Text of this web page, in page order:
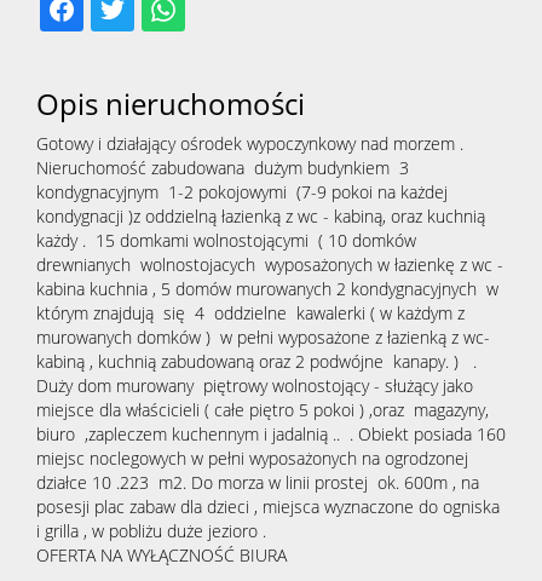
Opis nieruchomości
Gotowy i działający ośrodek wypoczynkowy nad morzem .
Nieruchomość zabudowana dużym budynkiem 3
kondygnacyjnym 1-2 pokojowymi (7-9 pokoi na każdej
kondygnacji )z oddzielną łazienką z wc - kabiną, oraz kuchnią
każdy . 15 domkami wolnostojącymi ( 10 domków
drewnianych wolnostojacych wyposażonych w łazienkę z wc -
kabina kuchnia , 5 domów murowanych 2 kondygnacyjnych w
którym znajdują się 4 oddzielne kawalerki ( w każdym z
murowanych domków ) w pełni wyposażone z łazienką z wc-
kabiną , kuchnią zabudowaną oraz 2 podwójne kanapy. ) .
Duży dom murowany piętrowy wolnostojący - służący jako
miejsce dla właścicieli ( całe piętro 5 pokoi ) ,oraz magazyny,
biuro ,zapleczem kuchennym i jadalnią .. . Obiekt posiada 160
miejsc noclegowych w pełni wyposażonych na ogrodzonej
działce 10 .223 m2. Do morza w linii prostej ok. 600m , na
posesji plac zabaw dla dzieci , miejsca wyznaczone do ogniska
i grilla , w pobliżu duże jezioro .
OFERTA NA WYŁĄCZNOŚĆ BIURA